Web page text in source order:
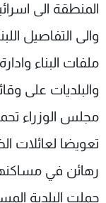
المنطقة الى
والى التفاصيل
ملفات البناء
والبلديات على
مجلس الوزراء
تعويضا لعائلات
رهائن في
حملت البلدية